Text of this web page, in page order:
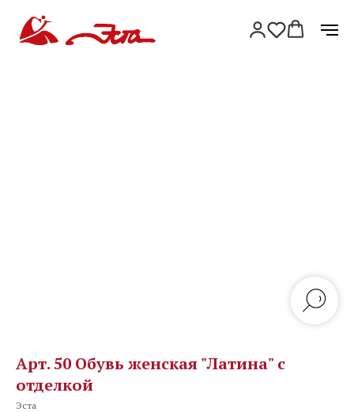
Арт. 50 Обувь женская "Латина" с
отделкой
Эста